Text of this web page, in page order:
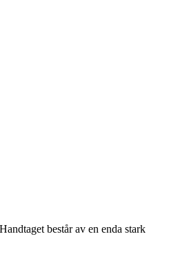
består av en enda stark